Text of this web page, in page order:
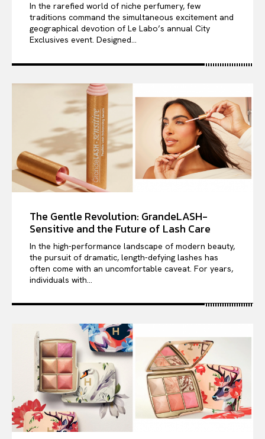
In the rarefied world of niche perfumery, few
traditions command the simultaneous excitement and
geographical devotion of Le Labo’s annual City
Exclusives event. Designed...
The Gentle Revolution: GrandeLASH-
Sensitive and the Future of Lash Care
In the high-performance landscape of modern beauty,
the pursuit of dramatic, length-defying lashes has
often come with an uncomfortable caveat. For years,
individuals with...